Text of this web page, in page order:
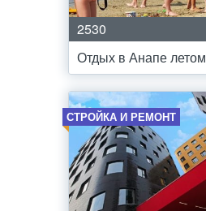
2530
Отдых в Анапе летом
СТРОЙКА И РЕМОНТ